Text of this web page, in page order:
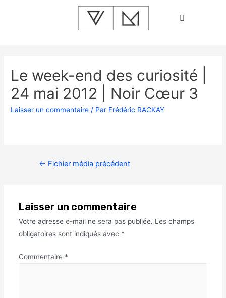
Le week-end des curiosité |
24 mai 2012 | Noir Cœur 3
Laisser un commentaire / Par Frédéric RACKAY
← Fichier média précédent
Laisser un commentaire
Votre adresse e-mail ne sera pas publiée. Les champs
obligatoires sont indiqués avec *
Commentaire *